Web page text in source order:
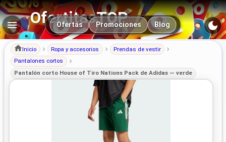
OfertitasTOP
Navegación principal
Ofertas Promociones Blog
Inicio Ropa y accesorios
Prendas de vestir
Pantalones cortos
Pantalón corto House of Tiro Nations Pack de Adidas — verde